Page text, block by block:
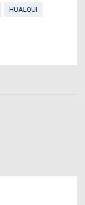
HUALQUI